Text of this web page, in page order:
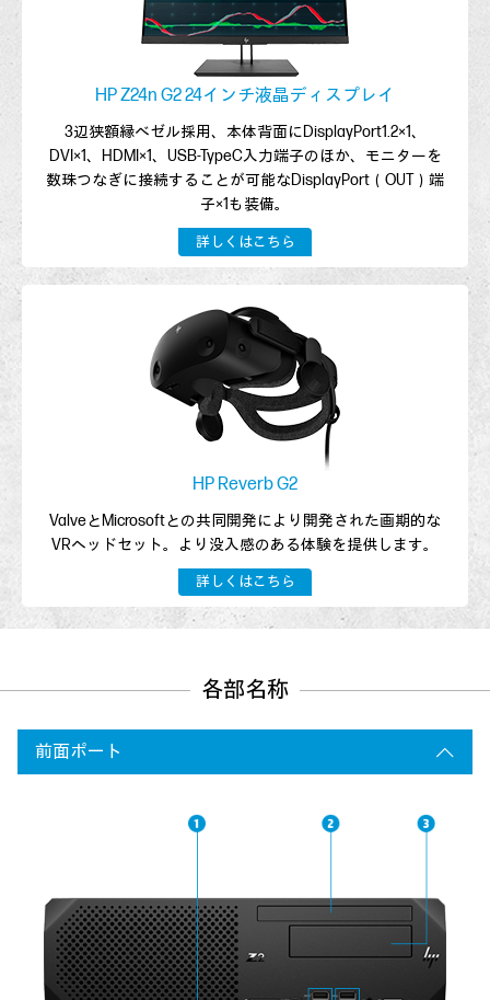
HP Z24n G2 24インチ液晶ディスプレイ
3辺狭額縁ベゼル採用、本体背面にDisplayPort1.2×1、
DVI×1、HDMI×1、USB-TypeC入力端子のほか、モニターを
数珠つなぎに接続することが可能なDisplayPort（OUT）端
子×1も装備。
詳しくはこちら
HP Reverb G2
ValveとMicrosoftとの共同開発により開発された画期的な
VRヘッドセット。
より没入感のある体験を提供します。
詳しくはこちら
各部名称
前面ポート